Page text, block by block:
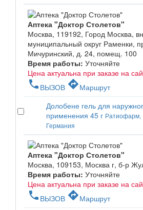
Аптека "Доктор Столетов"
Москва, 119192, Город Москва,
муниципальный округ Раменки,
Мичуринский, д. 24, помещ. 100
Время работы: Уточняйте
Цена актуальна при заказе на
phone ВЫЗОВ directionsМаршрут
Долобене гель для
применения 45 г Ратиофарм,
Германия
Аптека "Доктор Столетов"
Москва, 109153, Москва г, б-р
Время работы: Уточняйте
Цена актуальна при заказе на
phone ВЫЗОВ directionsМаршрут